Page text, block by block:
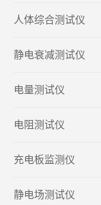
人体综合测试仪
静电衰减测试仪
电量测试仪
电阻测试仪
充电板监测仪
静电场测试仪